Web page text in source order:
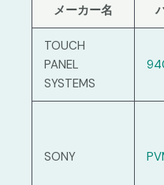
メーカー名
TOUCH
PANEL
SYSTEMS
SONY